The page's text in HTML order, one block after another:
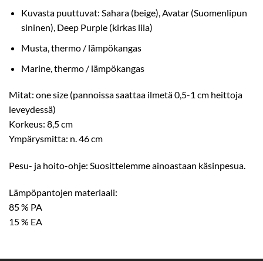
Kuvasta puuttuvat: Sahara (beige), Avatar (Suomenlipun
sininen), Deep Purple (kirkas lila)
Musta, thermo / lämpökangas
Marine, thermo / lämpökangas
Mitat: one size (pannoissa saattaa ilmetä 0,5-1 cm heittoja
leveydessä)
Korkeus: 8,5 cm
Ympärysmitta: n. 46 cm
Pesu- ja hoito-ohje: Suosittelemme ainoastaan käsinpesua.
Lämpöpantojen materiaali:
85 % PA
15 % EA